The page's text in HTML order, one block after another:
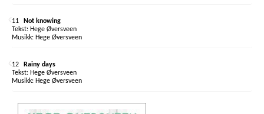
11
Not knowing
Hege Øversveen
Hege Øversveen
12
Rainy days
Hege Øversveen
Hege Øversveen